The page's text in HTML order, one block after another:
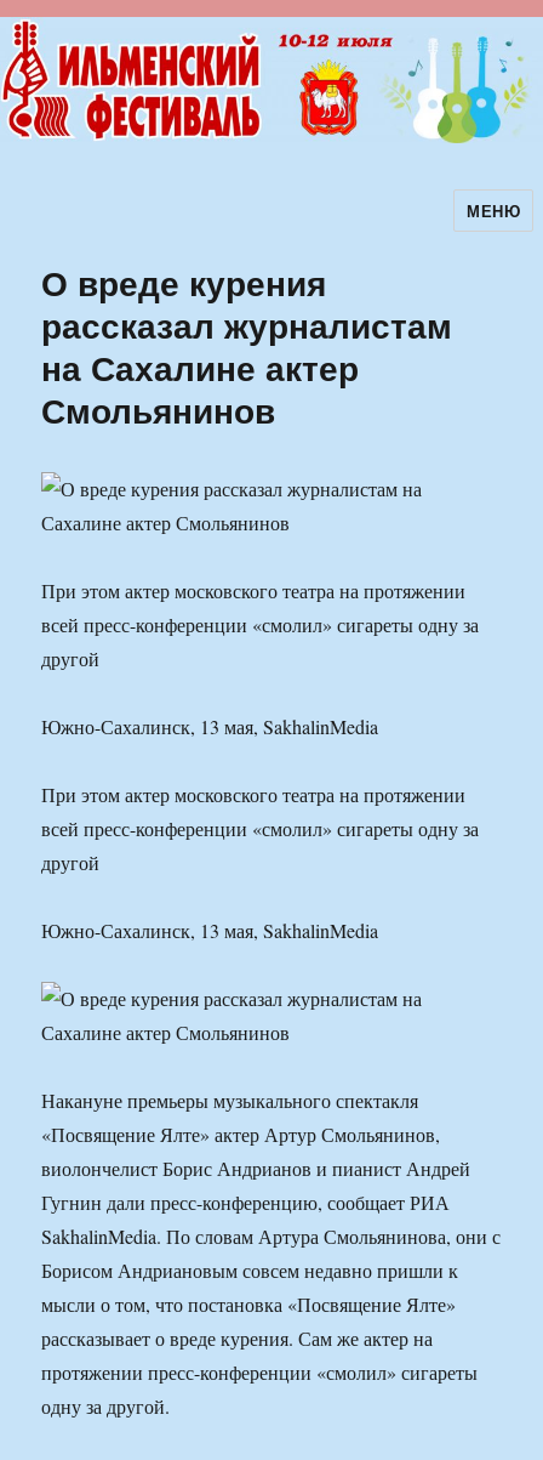
Ильменский фестиваль авторскойМЕНЮ
О вреде курения
рассказал журналистам
на Сахалине актер
Смольянинов
При этом актер московского театра на протяжении
всей пресс-конференции «смолил» сигареты одну за
другой
Южно-Сахалинск, 13 мая, SakhalinMedia
При этом актер московского театра на протяжении
всей пресс-конференции «смолил» сигареты одну за
другой
Южно-Сахалинск, 13 мая, SakhalinMedia
Накануне премьеры музыкального спектакля
«Посвящение Ялте» актер Артур Смольянинов,
виолончелист Борис Андрианов и пианист Андрей
Гугнин дали пресс-конференцию, сообщает РИА
SakhalinMedia. По словам Артура Смольянинова, они с
Борисом Андриановым совсем недавно пришли к
мысли о том, что постановка «Посвящение Ялте»
рассказывает о вреде курения. Сам же актер на
протяжении пресс-конференции «смолил» сигареты
одну за другой.